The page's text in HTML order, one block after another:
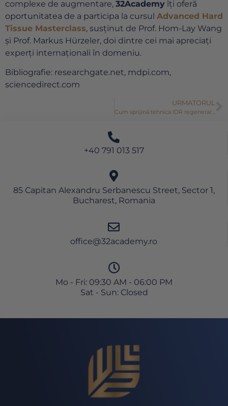
complexe de augmentare, 32Academy îți oferă
oportunitatea de a participa la cursul Advanced Hard
Tissue Masterclass, susținut de Prof. Hom-Lay Wang
și Prof. Markus Hürzeler, doi dintre cei mai apreciați
experți internaționali în domeniu.
Bibliografie: researchgate.net, mdpi.com,
sciencedirect.com
URMATORUL
Cum sprijină tehnica IDR regenerarea osoasă și succesul implantului imediat
+40 791 013 517
85 Capitan Alexandru Serbanescu Street, Sector 1,
Bucharest, Romania
office@32academy.ro
Mo - Fri: 09:30 AM - 06:00 PM
Sat - Sun: Closed